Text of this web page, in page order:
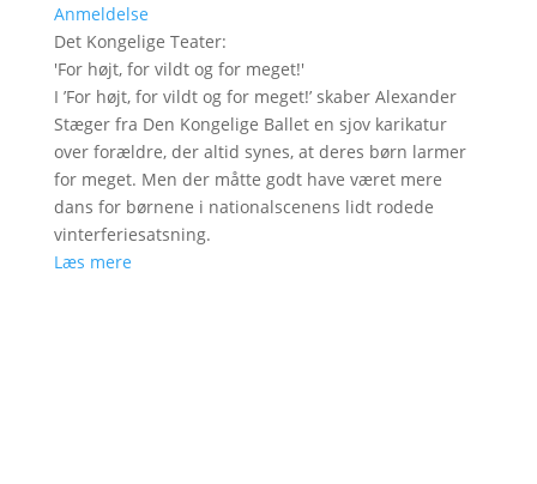
Anmeldelse
Det Kongelige Teater:
'For højt, for vildt og for meget!'
I ’For højt, for vildt og for meget!’ skaber Alexander
Stæger fra Den Kongelige Ballet en sjov karikatur
over forældre, der altid synes, at deres børn larmer
for meget. Men der måtte godt have været mere
dans for børnene i nationalscenens lidt rodede
vinterferiesatsning.
Læs mere